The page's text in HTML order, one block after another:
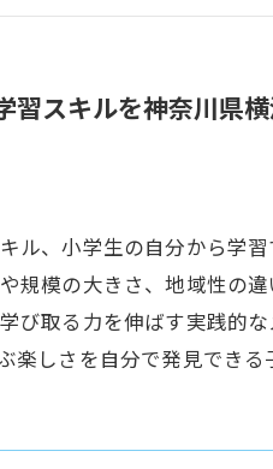
習スキルを神奈川県
ル、小学生の自分から学
規模の大きさ、地域性の
び取る力を伸ばす実践的
楽しさを自分で発見でき